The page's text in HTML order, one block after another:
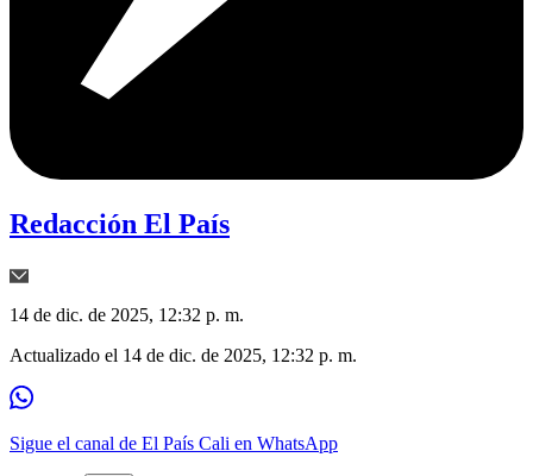
Redacción El País
14 de dic. de 2025, 12:32 p. m.
Actualizado el 14 de dic. de 2025, 12:32 p. m.
Sigue el canal de El País Cali en WhatsApp